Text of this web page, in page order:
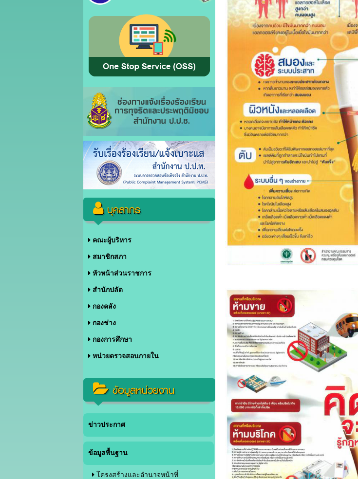
บุคลากร
คณะผู้บริหาร
สมาชิกสภา
หัวหน้าส่วนราชการ
สำนักปลัด
กองคลัง
กองช่าง
กองการศึกษา
หน่วยตรวจสอบภายใน
ข้อมูลหน่วยงาน
ข่าวประกาศ
ข้อมูลพื้นฐาน
โครงสร้างและอำนาจหน้าที่